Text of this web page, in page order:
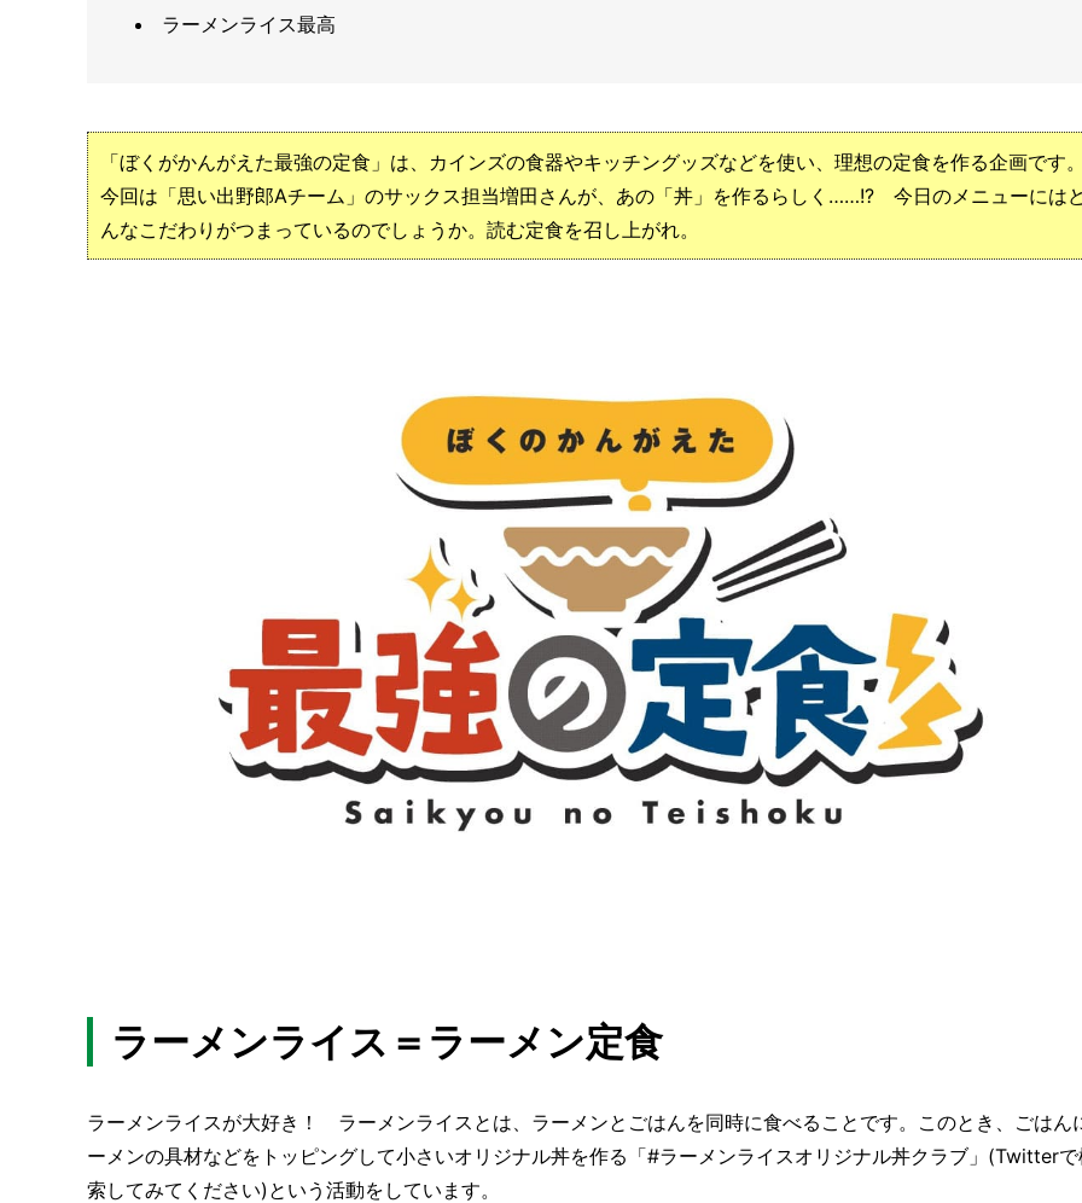
ラーメンライス最高
「ぼくがかんがえた最強の定食」は、カインズの食器やキッチングッズなどを使い、理想の定食を作る企画です
今回は「思い出野郎Aチーム」のサックス担当増田さんが、あの「丼」を作るらしく……!? 今日のメニューには
んなこだわりがつまっているのでしょうか。読む定食を召し上がれ。
ラーメンライス＝ラーメン定食
ラーメンライスが大好き！ ラーメンライスとは、ラーメンとごはんを同時に食べることです。このとき、ごはん
ーメンの具材などをトッピングして小さいオリジナル丼を作る「#ラーメンライスオリジナル丼クラブ」(Twitter
索してみてください)という活動をしています。